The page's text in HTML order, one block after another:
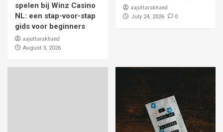
spelen bij Winz Casino
NL: een stap-voor-stap
gids voor beginners
aajuttarakhand
August 3, 2026
aajuttarakhand
July 24, 2026 0